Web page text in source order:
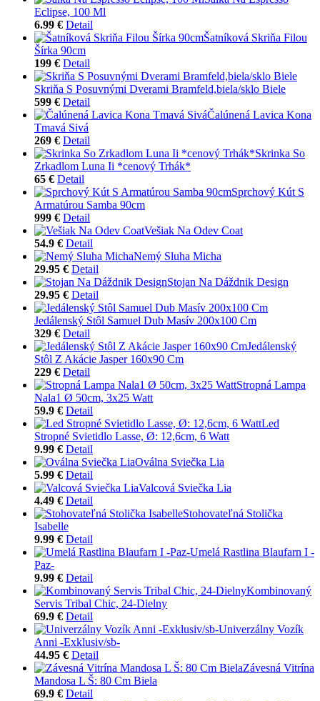
Eclipse, 100 Ml
6.99 € Detail
Šatníková Skriňa Filou
Šírka 90cm
199 € Detail
Skriňa S Posuvnými Dverami Bramfeld,biela/sklo Biele
599 € Detail
Čalúnená Lavica Kona
Tmavá Sivá
269 € Detail
Skrinka So
Zrkadlom Luna Ii *cenový Trhák*
65 € Detail
Sprchový Kút S
Armatúrou Samba 90cm
999 € Detail
Vešiak Na Odev Coat
54.9 € Detail
Nemý Sluha Micha
29.95 € Detail
Stojan Na Dáždnik Design
29.95 € Detail
Jedálenský Stôl Samuel Dub Masív 200x100 Cm
329 € Detail
Jedálenský
Stôl Z Akácie Jasper 160x90 Cm
229 € Detail
Stropná Lampa
Nala1 Ø 50cm, 3x25 Watt
59.9 € Detail
Led
Stropné Svietidlo Lasse, Ø: 12,6cm, 6 Watt
9.99 € Detail
Oválna Sviečka Lia
5.99 € Detail
Valcová Sviečka Lia
4.49 € Detail
Stohovateľná Stolička
Isabelle
9.99 € Detail
Umelá Rastlina Blaufarn I -
Paz-
9.99 € Detail
Kombinovaný
Servis Tribal Chic, 24-Dielny
69.9 € Detail
Univerzálny Vozík
Anni -Exklusiv/sb-
44.95 € Detail
Závesná Vitrína
Mandosa L Š: 80 Cm Biela
69.9 € Detail